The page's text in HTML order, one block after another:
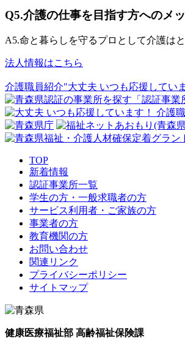
Q5.介護の仕事を目指す方へのメ
A5.命と暮らしを守るプロとして介護は
法人情報はこちら
介護職員紹介"大丈夫 いつも応援してい
TOP
新着情報
認証事業所一覧
学生の方・一般求職者の方
サービス利用者・ご家族の方
事業者の方
教育機関の方
お問い合わせ
関連リンク
プライバシーポリシー
サイトマップ
健康医療福祉部 高齢福祉保険課